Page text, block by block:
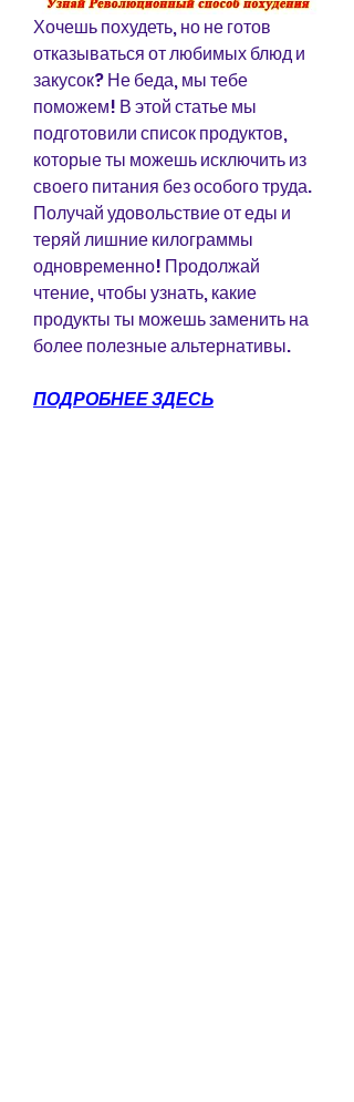
Хочешь похудеть, но не готов
отказываться от любимых блюд и
закусок? Не беда, мы тебе
поможем! В этой статье мы
подготовили список продуктов,
которые ты можешь исключить из
своего питания без особого труда.
Получай удовольствие от еды и
теряй лишние килограммы
одновременно! Продолжай
чтение, чтобы узнать, какие
продукты ты можешь заменить на
более полезные альтернативы.
ПОДРОБНЕЕ ЗДЕСЬ